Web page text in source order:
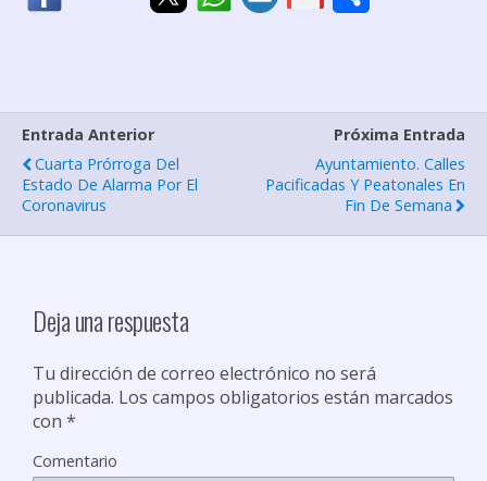
a
r
t
Entrada Anterior
Cuarta Prórroga Del
Estado De Alarma Por El
Coronavirus
Próxima Entrada
Ayuntamiento. Calles
Pacificadas Y Peatonales En
Fin De Semana
Deja una respuesta
Tu dirección de correo electrónico no será
publicada. Los campos obligatorios están marcados
con *
Comentario